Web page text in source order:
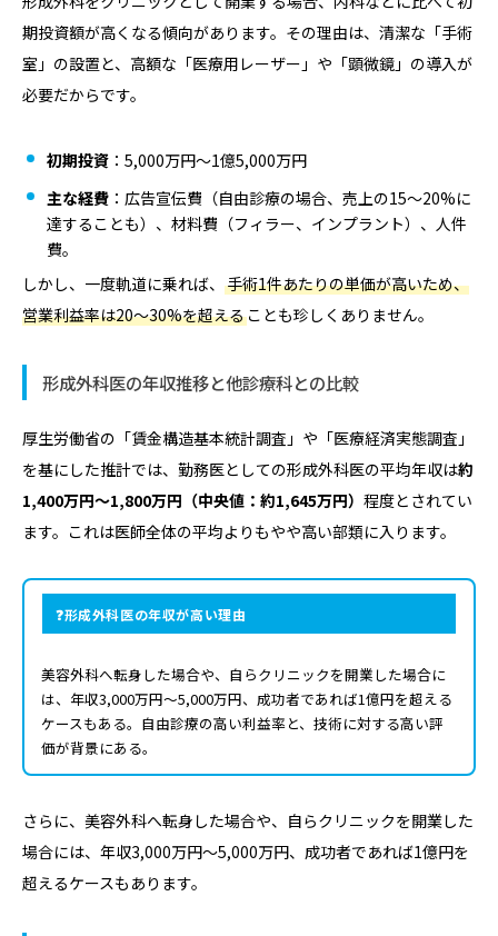
期投資額が高くなる傾向があります。その理由は、清潔な「手術
室」の設置と、高額な「医療用レーザー」や「顕微鏡」の導入が
必要だからです。
初期投資 ：5,000万円〜1億5,000万円
主な経費 ：広告宣伝費（自由診療の場合、売上の15〜20%に
達することも）、材料費（フィラー、インプラント）、人件
費。
しかし、一度軌道に乗れば、 手術1件あたりの単価が高いため、
営業利益率は20〜30%を超える ことも珍しくありません。
形成外科医の年収推移と他診療科との比較
厚生労働省の「賃金構造基本統計調査」や「医療経済実態調査」
を基にした推計では、勤務医としての形成外科医の平均年収は約
1,400万円〜1,800万円（中央値：約1,645万円） 程度とされてい
ます。これは医師全体の平均よりもやや高い部類に入ります。
形成外科医の年収が高い理由
美容外科へ転身した場合や、自らクリニックを開業した場合に
は、年収3,000万円〜5,000万円、成功者であれば1億円を超える
ケースもある。自由診療の高い利益率と、技術に対する高い評
価が背景にある。
さらに、美容外科へ転身した場合や、自らクリニックを開業した
場合には、年収3,000万円〜5,000万円、成功者であれば1億円を
超えるケースもあります。